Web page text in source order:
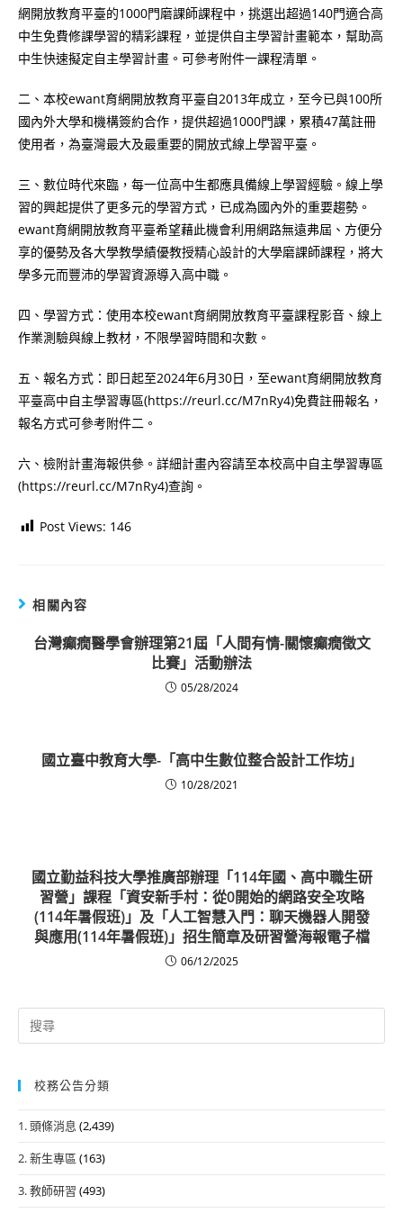
網開放教育平臺的1000門磨課師課程中，挑選出超過140門適合高
中生免費修課學習的精彩課程，並提供自主學習計畫範本，幫助高
中生快速擬定自主學習計畫。可參考附件一課程清單。
二、本校ewant育網開放教育平臺自2013年成立，至今已與100所
國內外大學和機構簽約合作，提供超過1000門課，累積47萬註冊
使用者，為臺灣最大及最重要的開放式線上學習平臺。
三、數位時代來臨，每一位高中生都應具備線上學習經驗。線上學
習的興起提供了更多元的學習方式，已成為國內外的重要趨勢。
ewant育網開放教育平臺希望藉此機會利用網路無遠弗屆、方便分
享的優勢及各大學教學績優教授精心設計的大學磨課師課程，將大
學多元而豐沛的學習資源導入高中職。
四、學習方式：使用本校ewant育網開放教育平臺課程影音、線上
作業測驗與線上教材，不限學習時間和次數。
五、報名方式：即日起至2024年6月30日，至ewant育網開放教育
平臺高中自主學習專區(https://reurl.cc/M7nRy4)免費註冊報名，
報名方式可參考附件二。
六、檢附計畫海報供參。詳細計畫內容請至本校高中自主學習專區
(https://reurl.cc/M7nRy4)查詢。
Post Views: 146
相關內容
台灣癲癇醫學會辦理第21屆「人間有情-關懷癲癇徵文
比賽」活動辦法
05/28/2024
國立臺中教育大學-「高中生數位整合設計工作坊」
10/28/2021
國立勤益科技大學推廣部辦理「114年國、高中職生研
習營」課程「資安新手村：從0開始的網路安全攻略
(114年暑假班)」及「人工智慧入門：聊天機器人開發
與應用(114年暑假班)」招生簡章及研習營海報電子檔
06/12/2025
Search
for:
校務公告分類
1. 頭條消息 (2,439)
2. 新生專區 (163)
3. 教師研習 (493)